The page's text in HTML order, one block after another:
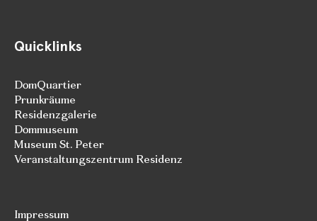
Quicklinks
DomQuartier
Prunkräume
Residenzgalerie
Dommuseum
Museum St. Peter
Veranstaltungszentrum Residenz
Impressum